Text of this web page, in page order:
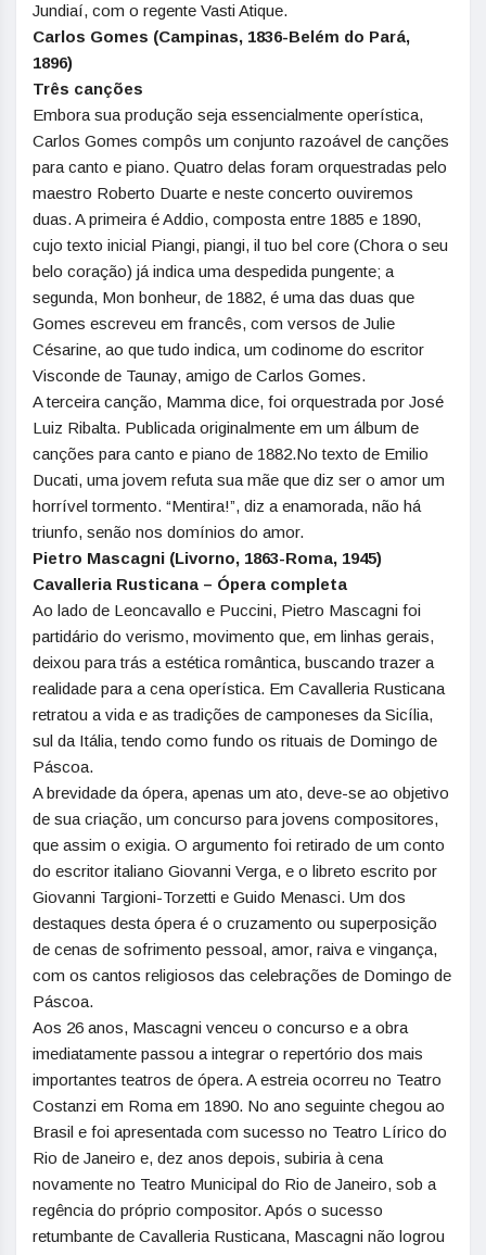
Jundiaí, com o regente Vasti Atique.
Carlos Gomes (Campinas, 1836-Belém do Pará,
1896)
Três canções
Embora sua produção seja essencialmente operística,
Carlos Gomes compôs um conjunto razoável de canções
para canto e piano. Quatro delas foram orquestradas pelo
maestro Roberto Duarte e neste concerto ouviremos
duas. A primeira é Addio, composta entre 1885 e 1890,
cujo texto inicial Piangi, piangi, il tuo bel core (Chora o seu
belo coração) já indica uma despedida pungente; a
segunda, Mon bonheur, de 1882, é uma das duas que
Gomes escreveu em francês, com versos de Julie
Césarine, ao que tudo indica, um codinome do escritor
Visconde de Taunay, amigo de Carlos Gomes.
A terceira canção, Mamma dice, foi orquestrada por José
Luiz Ribalta. Publicada originalmente em um álbum de
canções para canto e piano de 1882.No texto de Emilio
Ducati, uma jovem refuta sua mãe que diz ser o amor um
horrível tormento. “Mentira!”, diz a enamorada, não há
triunfo, senão nos domínios do amor.
Pietro Mascagni (Livorno, 1863-Roma, 1945)
Cavalleria Rusticana – Ópera completa
Ao lado de Leoncavallo e Puccini, Pietro Mascagni foi
partidário do verismo, movimento que, em linhas gerais,
deixou para trás a estética romântica, buscando trazer a
realidade para a cena operística. Em Cavalleria Rusticana
retratou a vida e as tradições de camponeses da Sicília,
sul da Itália, tendo como fundo os rituais de Domingo de
Páscoa.
A brevidade da ópera, apenas um ato, deve-se ao objetivo
de sua criação, um concurso para jovens compositores,
que assim o exigia. O argumento foi retirado de um conto
do escritor italiano Giovanni Verga, e o libreto escrito por
Giovanni Targioni-Torzetti e Guido Menasci. Um dos
destaques desta ópera é o cruzamento ou superposição
de cenas de sofrimento pessoal, amor, raiva e vingança,
com os cantos religiosos das celebrações de Domingo de
Páscoa.
Aos 26 anos, Mascagni venceu o concurso e a obra
imediatamente passou a integrar o repertório dos mais
importantes teatros de ópera. A estreia ocorreu no Teatro
Costanzi em Roma em 1890. No ano seguinte chegou ao
Brasil e foi apresentada com sucesso no Teatro Lírico do
Rio de Janeiro e, dez anos depois, subiria à cena
novamente no Teatro Municipal do Rio de Janeiro, sob a
regência do próprio compositor. Após o sucesso
retumbante de Cavalleria Rusticana, Mascagni não logrou